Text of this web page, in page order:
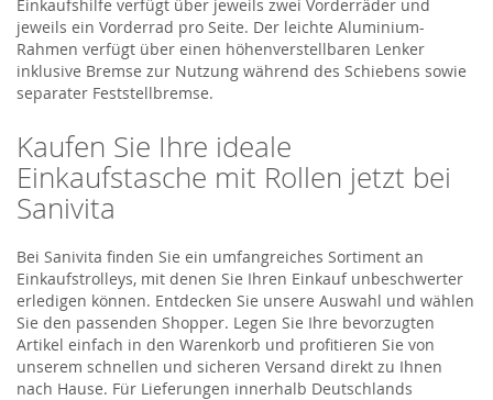
Einkaufshilfe verfügt über jeweils zwei Vorderräder und
jeweils ein Vorderrad pro Seite. Der leichte Aluminium-
Rahmen verfügt über einen höhenverstellbaren Lenker
inklusive Bremse zur Nutzung während des Schiebens sowie
separater Feststellbremse.
Kaufen Sie Ihre ideale
Einkaufstasche mit Rollen jetzt bei
Sanivita
Bei Sanivita finden Sie ein umfangreiches Sortiment an
Einkaufstrolleys, mit denen Sie Ihren Einkauf unbeschwerter
erledigen können. Entdecken Sie unsere Auswahl und wählen
Sie den passenden Shopper. Legen Sie Ihre bevorzugten
Artikel einfach in den Warenkorb und profitieren Sie von
unserem schnellen und sicheren Versand direkt zu Ihnen
nach Hause. Für Lieferungen innerhalb Deutschlands